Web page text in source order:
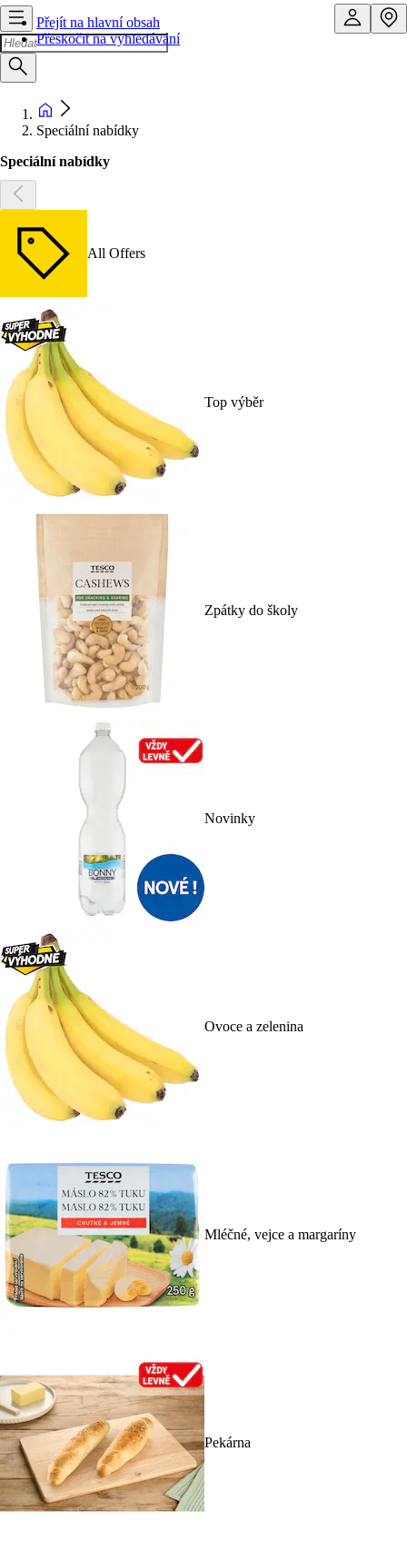
Přejít na hlavní obsah
Přeskočit na vyhledávání
Speciální nabídky
Speciální nabídky
All Offers
Top výběr
Zpátky do školy
Novinky
Ovoce a zelenina
Mléčné, vejce a margaríny
Pekárna